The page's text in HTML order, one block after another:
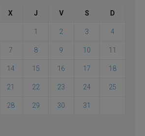
X J V S D
1 2 3 4
7 8 9 10 11
14 15 16 17 18
21 22 23 24 25
28 29 30 31